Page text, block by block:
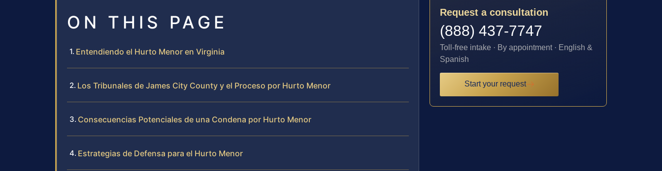
ON THIS PAGE
Entendiendo el Hurto Menor en Virginia
Los Tribunales de James City County y el Proceso por Hurto Menor
Consecuencias Potenciales de una Condena por Hurto Menor
Estrategias de Defensa para el Hurto Menor
Request a consultation
(888) 437-7747
Toll-free intake · By appointment · English &
Spanish
Start your request